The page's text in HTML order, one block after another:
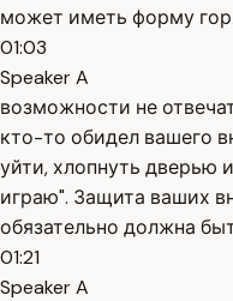
может иметь форму
01:03
Speaker A
возможности не
кто-то обидел вашего
уйти, хлопнуть дверью
играю". Защита ваших
обязательно должна
01:21
Speaker A